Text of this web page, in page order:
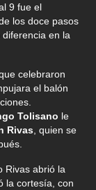
9 fue el
los doce pasos
en la
celebraron
el balón
Tolisano le
Rivas , quien se
Rivas abrió la
la cortesía, con